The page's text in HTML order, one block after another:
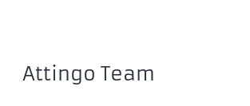
Apacer AS2280P4
Attingo Team